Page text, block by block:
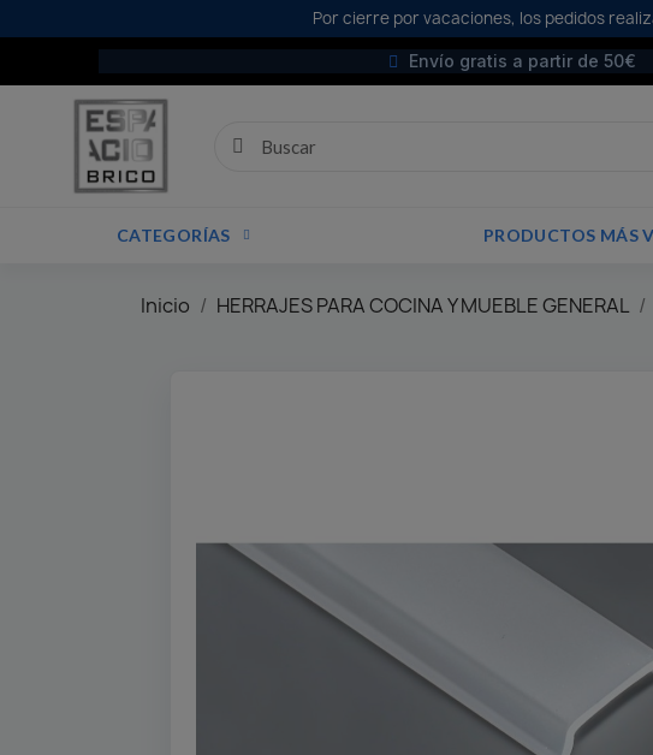
Por cierre por vacaciones, los pedidos
Envío gratis a partir de 50€
CATEGORÍAS PRODUCTOS MÁS
Inicio HERRAJES PARA COCINA Y MUEBLE GENERAL